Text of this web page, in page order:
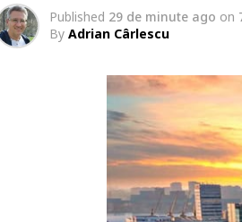
Published 29 de minute ago on
By Adrian Cârlescu